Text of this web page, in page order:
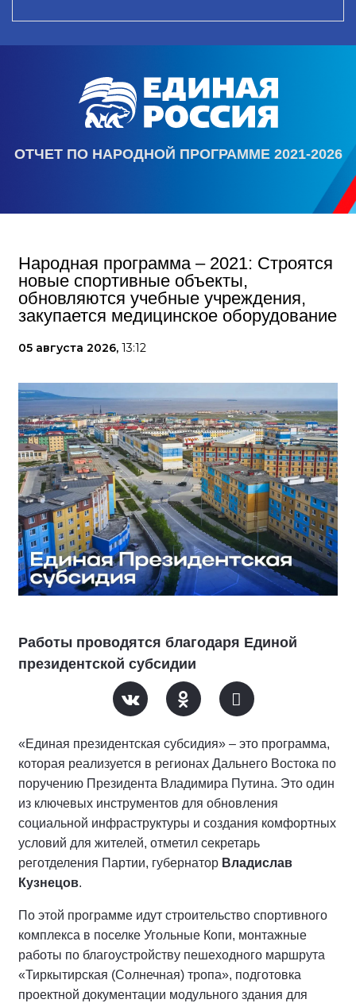
ОТЧЕТ ПО НАРОДНОЙ ПРОГРАММЕ 2021-2026
Народная программа – 2021: Строятся
новые спортивные объекты,
обновляются учебные учреждения,
закупается медицинское оборудование
05 августа 2026, 13:12
Работы проводятся благодаря Единой
президентской субсидии
«Единая президентская субсидия» – это программа,
которая реализуется в регионах Дальнего Востока по
поручению Президента Владимира Путина. Это один
из ключевых инструментов для обновления
социальной инфраструктуры и создания комфортных
условий для жителей, отметил секретарь
реготделения Партии, губернатор Владислав
Кузнецов.
По этой программе идут строительство спортивного
комплекса в поселке Угольные Копи, монтажные
работы по благоустройству пешеходного маршрута
«Тиркытирская (Солнечная) тропа», подготовка
проектной документации модульного здания для